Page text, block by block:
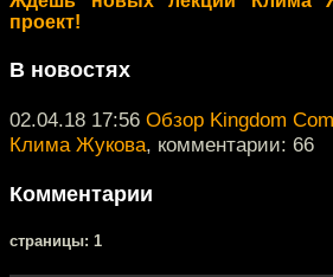
проект!
В новостях
02.04.18 17:56 Обзор Kingdom
Клима Жукова, комментарии: 66
Комментарии
cтраницы: 1